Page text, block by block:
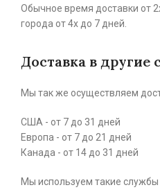
Обычное время доставки от
города от 4х до 7 дней.
Доставка в другие
Мы так же осуществляем
США - от 7 до 31 дней
Европа - от 7 до 21 дней
Канада - от 14 до 31 дней
Мы используем такие службы